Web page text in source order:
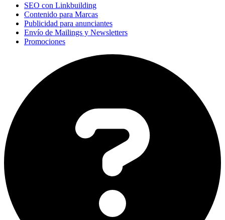
SEO con Linkbuilding
Contenido para Marcas
Publicidad para anunciantes
Envío de Mailings y Newsletters
Promociones